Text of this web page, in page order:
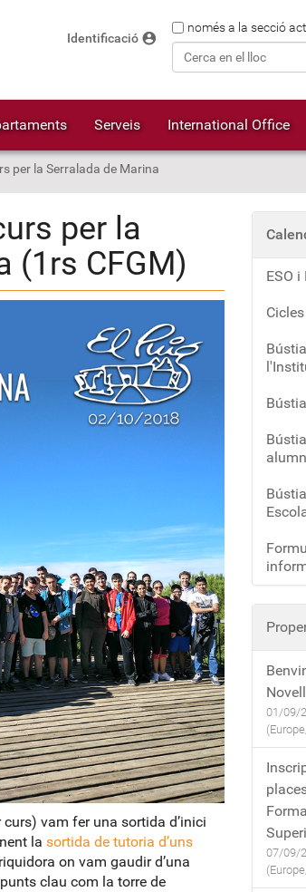
Cercanomés a la secció
Identificació account_circle
Serveis International Office
per la Serralada de Marina
per la
(1rs CFGM)
vam fer una sortida d’inici
la sortida de tutoria d’uns
on vam gaudir d’una
clau com la torre de
ESO
Novell
01/09/
07/09/